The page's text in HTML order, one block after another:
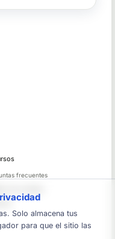
frecuentes
Solo almacena tus
para que el sitio las